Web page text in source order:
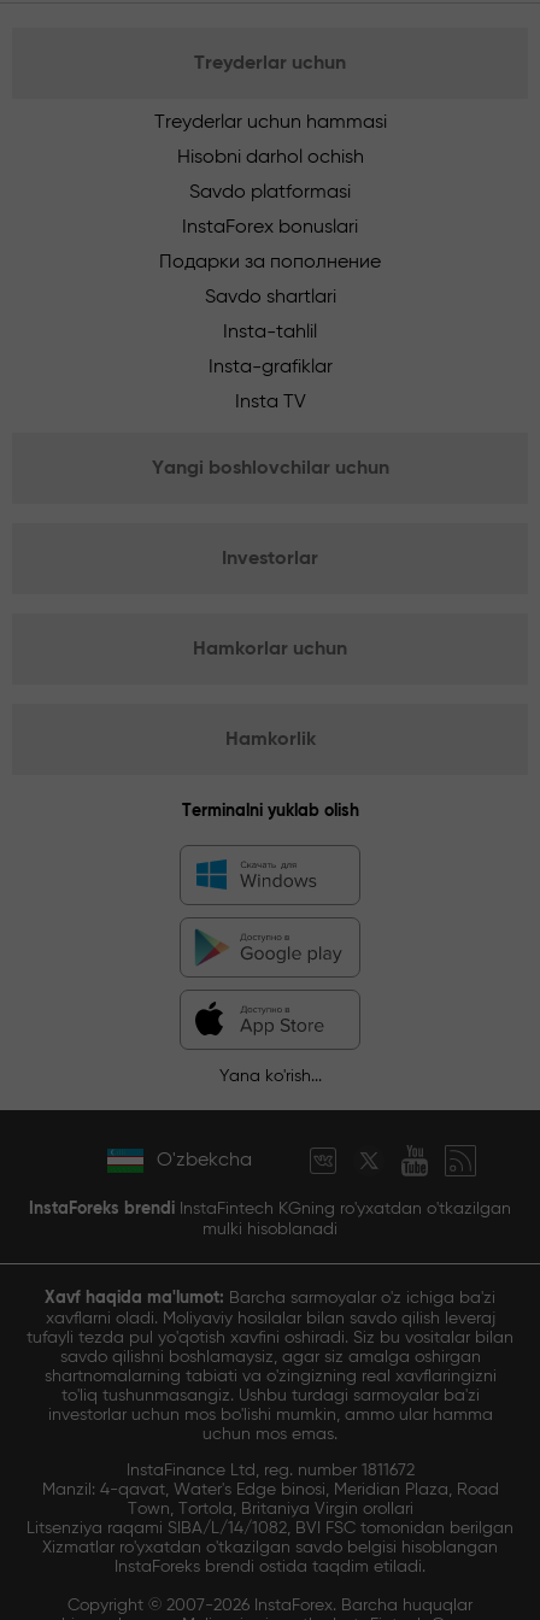
Treyderlar uchun
Treyderlar uchun hammasi
Hisobni darhol ochish
Savdo platformasi
InstaForex bonuslari
Подарки за пополнение
Savdo shartlari
Insta-tahlil
Insta-grafiklar
Insta TV
Yangi boshlovchilar uchun
Investorlar
Hamkorlar uchun
Hamkorlik
Terminalni yuklab olish
Yana ko'rish...
O'zbekcha
InstaForeks brendi InstaFintech KGning ro'yxatdan o'tkazilgan
mulki hisoblanadi
Xavf haqida ma'lumot: Barcha sarmoyalar o'z ichiga ba'zi
xavflarni oladi. Moliyaviy hosilalar bilan savdo qilish leveraj
tufayli tezda pul yo'qotish xavfini oshiradi. Siz bu vositalar bilan
savdo qilishni boshlamaysiz, agar siz amalga oshirgan
shartnomalarning tabiati va o'zingizning real xavflaringizni
to'liq tushunmasangiz. Ushbu turdagi sarmoyalar ba'zi
investorlar uchun mos bo'lishi mumkin, ammo ular hamma
uchun mos emas.
InstaFinance Ltd, reg. number 1811672
Manzil: 4-qavat, Water's Edge binosi, Meridian Plaza, Road
Town, Tortola, Britaniya Virgin orollari
Litsenziya raqami SIBA/L/14/1082, BVI FSC tomonidan berilgan
Xizmatlar ro'yxatdan o'tkazilgan savdo belgisi hisoblangan
InstaForeks brendi ostida taqdim etiladi.
Copyright © 2007-2026 InstaForex. Barcha huquqlar